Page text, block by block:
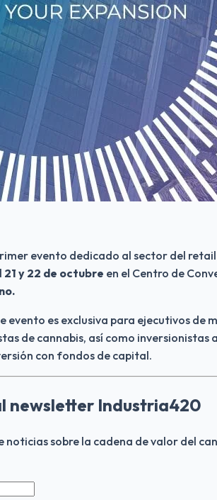
evento dedicado al sector del
21 y 22 de octubre en el Centro de
evento es exclusiva para ejecutivos de
de cannabis, así como inversionistas
con fondos de capital.
newsletter Industria420
noticias sobre la cadena de valor del